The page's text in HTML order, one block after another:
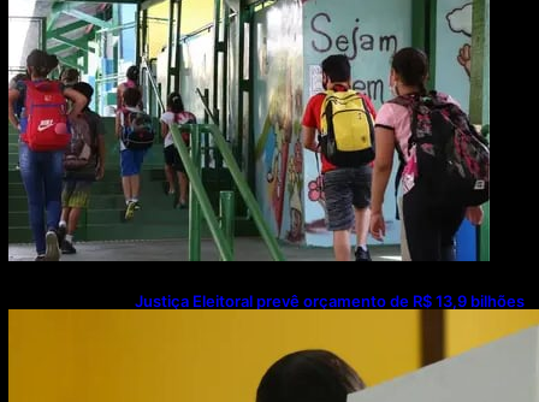
Justiça Eleitoral prevê orçamento de R$ 13,9 bilhões